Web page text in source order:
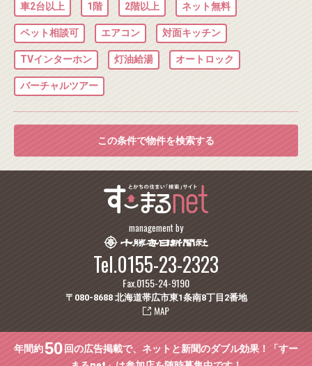
車2台以上 1階 2階以上 ネット無料
ペット相談可 エアコン 対面キッチン
TVインターホン 灯油給湯 オートロック
バーチャルツアー
この条件で物件を検索する
management by
Tel.0155-23-2323
Fax.0155-24-9190
〒080-8688 北海道帯広市東1条南8丁目2番地
年間約50 回の広告掲載で、ネットと新聞のダブル効果！「すー